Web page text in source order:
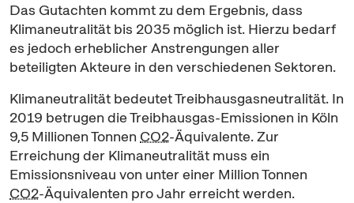
Das Gutachten kommt zu dem Ergebnis, dass
Klimaneutralität bis 2035 möglich ist. Hierzu bedarf
es jedoch erheblicher Anstrengungen aller
beteiligten Akteure in den verschiedenen Sektoren.
Klimaneutralität bedeutet Treibhausgasneutralität. In
2019 betrugen die Treibhausgas-Emissionen in Köln
9,5 Millionen Tonnen CO2-Äquivalente. Zur
Erreichung der Klimaneutralität muss ein
Emissionsniveau von unter einer Million Tonnen
CO2-Äquivalenten pro Jahr erreicht werden.